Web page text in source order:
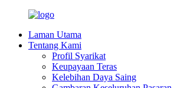
Laman Utama
Tentang Kami
Profil Syarikat
Keupayaan Teras
Kelebihan Daya Saing